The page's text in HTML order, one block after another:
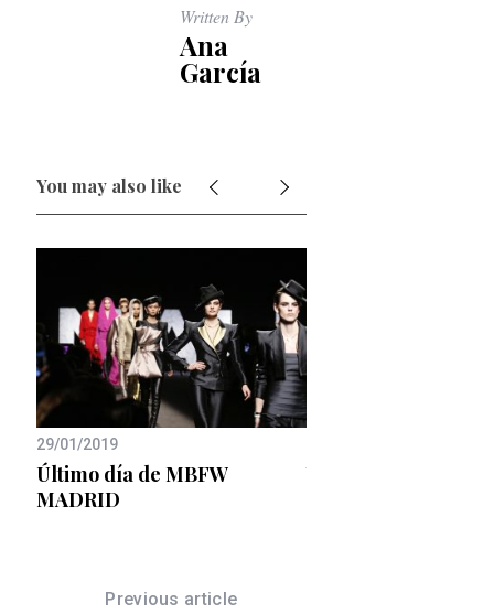
Written By
Ana
García
You may also like
29/01/2019
Último día de MBFW
MADRID
26/05/2020
tres looks)
Previous article